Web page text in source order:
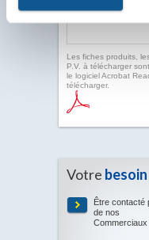
Les fiches produits,
P.V. à télécharger
le logiciel Acrobat
télécharger.
Votre besoin
Être contacté
de nos
Commerciaux